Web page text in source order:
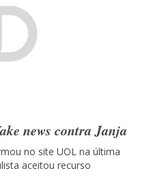
news contra Janja
no site UOL na última
aceitou recurso